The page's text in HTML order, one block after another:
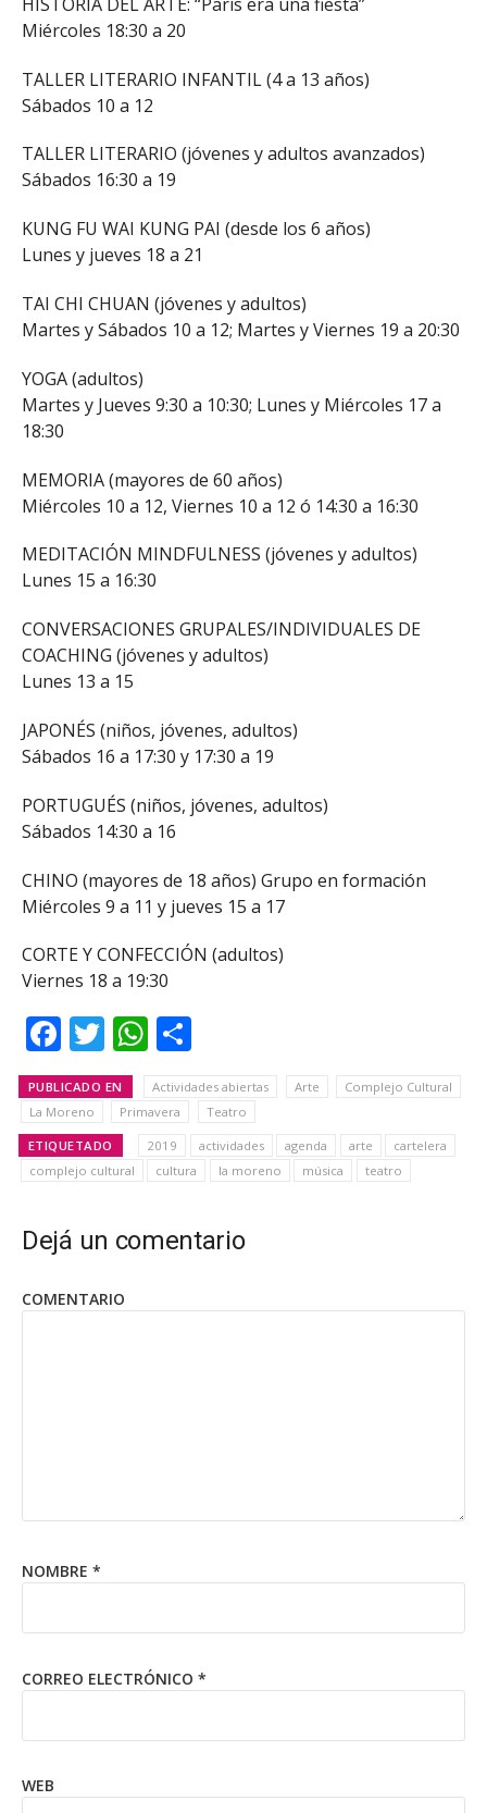
Miércoles 18:30 a 20
TALLER LITERARIO INFANTIL (4 a 13 años)
Sábados 10 a 12
TALLER LITERARIO (jóvenes y adultos avanzados)
Sábados 16:30 a 19
KUNG FU WAI KUNG PAI (desde los 6 años)
Lunes y jueves 18 a 21
TAI CHI CHUAN (jóvenes y adultos)
Martes y Sábados 10 a 12; Martes y Viernes 19 a 20:30
YOGA (adultos)
Martes y Jueves 9:30 a 10:30; Lunes y Miércoles 17 a
18:30
MEMORIA (mayores de 60 años)
Miércoles 10 a 12, Viernes 10 a 12 ó 14:30 a 16:30
MEDITACIÓN MINDFULNESS (jóvenes y adultos)
Lunes 15 a 16:30
CONVERSACIONES GRUPALES/INDIVIDUALES DE
COACHING (jóvenes y adultos)
Lunes 13 a 15
JAPONÉS (niños, jóvenes, adultos)
Sábados 16 a 17:30 y 17:30 a 19
PORTUGUÉS (niños, jóvenes, adultos)
Sábados 14:30 a 16
CHINO (mayores de 18 años) Grupo en formación
Miércoles 9 a 11 y jueves 15 a 17
CORTE Y CONFECCIÓN (adultos)
Viernes 18 a 19:30
Facebook
TwitterWhatsApp
PUBLICADO EN Actividades abiertas Arte
Complejo Cultural
La Moreno
Primavera Teatro
ETIQUETADO 2019 actividades agenda arte
cartelera
complejo cultural
cultura la moreno música teatro
Dejá un comentario
COMENTARIO
NOMBRE *
CORREO ELECTRÓNICO *
WEB